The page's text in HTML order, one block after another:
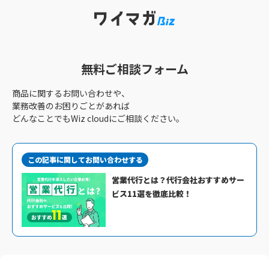
無料ご相談フォーム
商品に関するお問い合わせや、
業務改善のお困りごとがあれば
どんなことでもWiz cloudにご相談ください。
この記事に関してお問い合わせする
営業代行とは？代行会社おすすめサー
ビス11選を徹底比較！